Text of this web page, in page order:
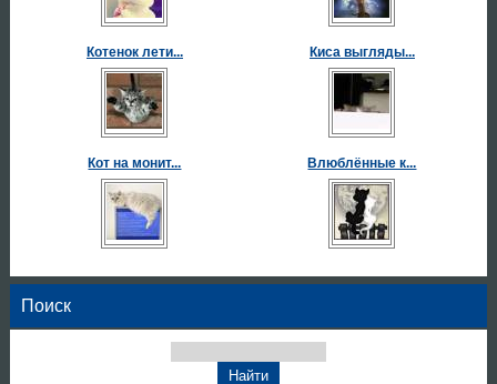
Котенок лети... Киса выгляды...
Кот на монит... Влюблённые к...
Поиск